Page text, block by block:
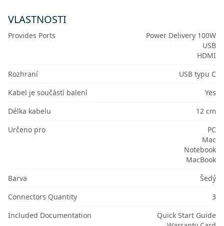
VLASTNOSTI
Provides Ports
Power Delivery 100W
USB
HDMI
Rozhraní
USB typu C
Kabel je součástí balení
Yes
Délka kabelu
12 cm
Určeno pro
PC
Mac
Notebook
MacBook
Barva
Šedý
Connectors Quantity
3
Included Documentation
Quick Start Guide